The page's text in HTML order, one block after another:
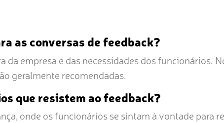
as conversas de feedback?
da empresa e das necessidades dos funcionários.
geralmente recomendadas.
que resistem ao feedback?
onde os funcionários se sintam à vontade para